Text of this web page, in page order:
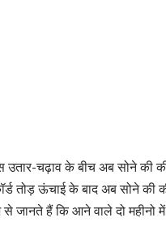
उतार-चढ़ाव के बीच अब सोने की
तोड़ ऊंचाई के बाद अब सोने
जानते हैं कि आने वाले दो महीनो